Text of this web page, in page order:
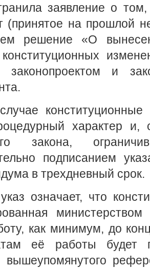
заявление о
(принятое на прошлой
решение «О
конституционных
законопроектом и
конституционные
характер и,
закона,
подписанием
в трехдневный срок.
означает, что
как минимум, до
её работы будет
вышеупомянутого